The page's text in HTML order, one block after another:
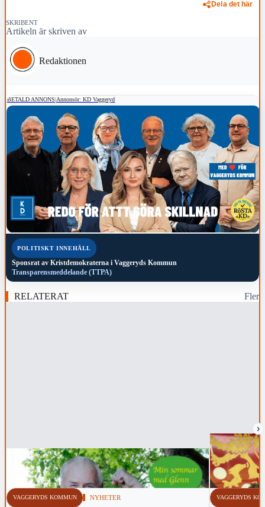
Dela det här
SKRIBENT
Artikeln är skriven av
Redaktionen
BETALD ANNONS|Annonsör: KD Vaggeryd
POLITISKT INNEHÅLL
Sponsrat av Kristdemokraterna i Vaggeryds Kommun
Transparensmeddelande (TTPA)
RELATERAT Fler
›
VAGGERYDS KOMMUN NYHETER VAGGERYDS